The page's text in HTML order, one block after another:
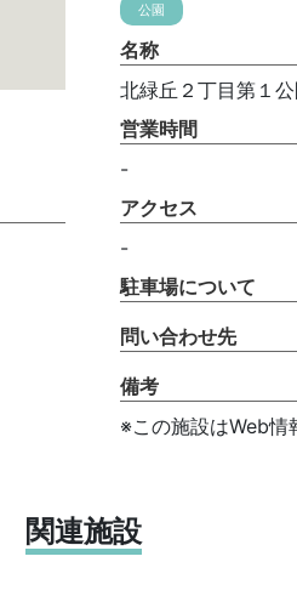
公園
名称
北緑丘２丁目第１公
営業時間
-
アクセス
-
駐車場について
問い合わせ先
備考
※この施設はWeb情
関連施設